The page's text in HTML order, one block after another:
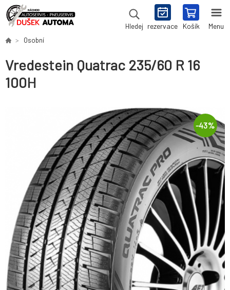
Hledej rezervace Košík Menu
Osobní
Vredestein Quatrac 235/60 R 16
100H
-43%